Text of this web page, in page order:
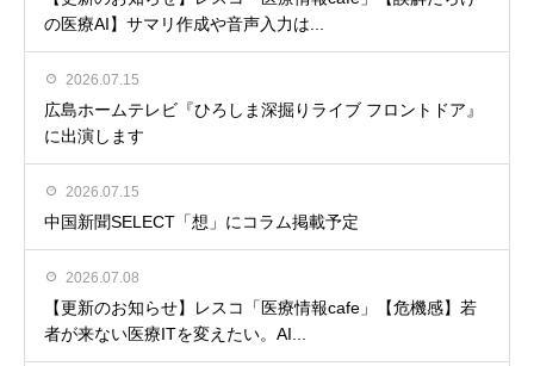
の医療AI】サマリ作成や音声入力は...
2026.07.15
広島ホームテレビ『ひろしま深掘りライブ フロントドア』
に出演します
2026.07.15
中国新聞SELECT「想」にコラム掲載予定
2026.07.08
【更新のお知らせ】レスコ「医療情報cafe」【危機感】若
者が来ない医療ITを変えたい。AI...